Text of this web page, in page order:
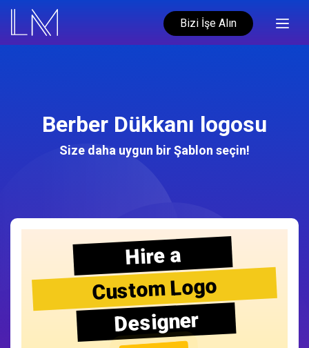
Bizi İşe Alın
Berber Dükkanı logosu
Size daha uygun bir Şablon seçin!
Hire a
Custom Logo
Designer